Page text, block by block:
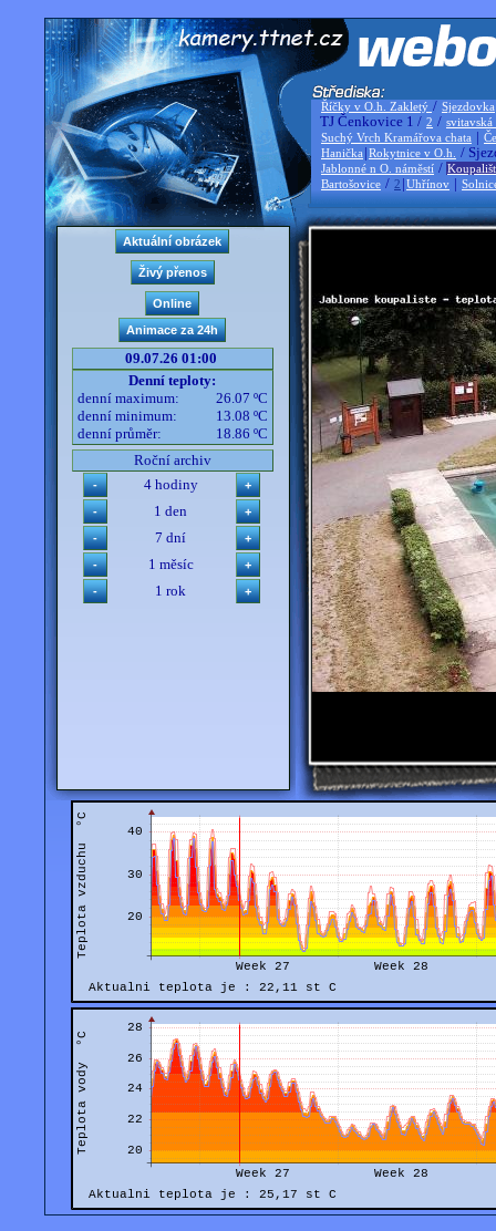
Říčky v O.h. Zakletý / Sjezdovka
TJ Čenkovice 1 / 2 / svitavská
Suchý Vrch Kramářova chata |
Hanička |Rokytnice v O.h. /
Jablonné n O. náměstí /
Bartošovice / 2 |Uhřínov |
09.07.26 01:00
Denní teploty:
denní maximum:
26.07 ºC
denní minimum:
13.08 ºC
denní průměr:
18.86 ºC
Roční archiv
4 hodiny
1 den
7 dní
1 měsíc
1 rok